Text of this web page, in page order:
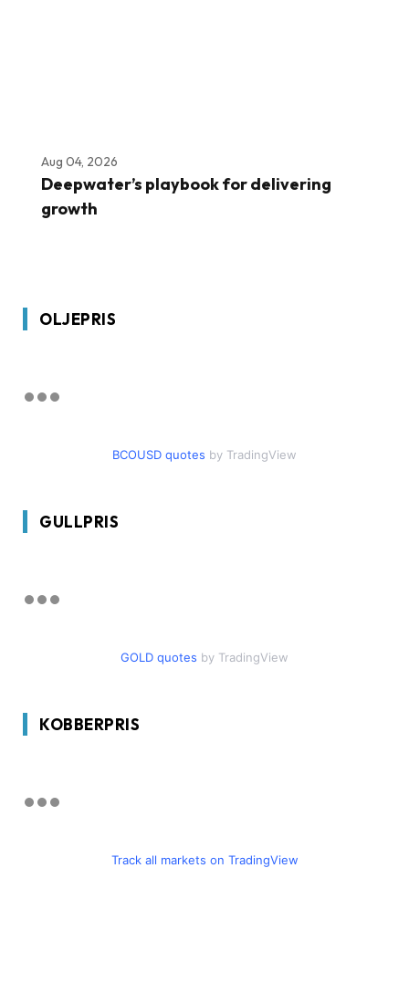
Aug 04, 2026
Deepwater’s playbook for delivering
growth
OLJEPRIS
BCOUSD quotes by TradingView
GULLPRIS
GOLD quotes by TradingView
KOBBERPRIS
Track all markets on TradingView